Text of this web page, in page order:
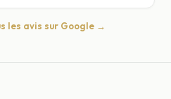
les avis sur Google →